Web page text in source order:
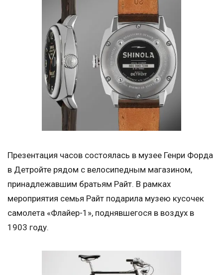
Презентация часов состоялась в музее Генри Форда
в Детройте рядом с велосипедным магазином,
принадлежавшим братьям Райт. В рамках
мероприятия семья Райт подарила музею кусочек
самолета «Флайер-1», поднявшегося в воздух в
1903 году.